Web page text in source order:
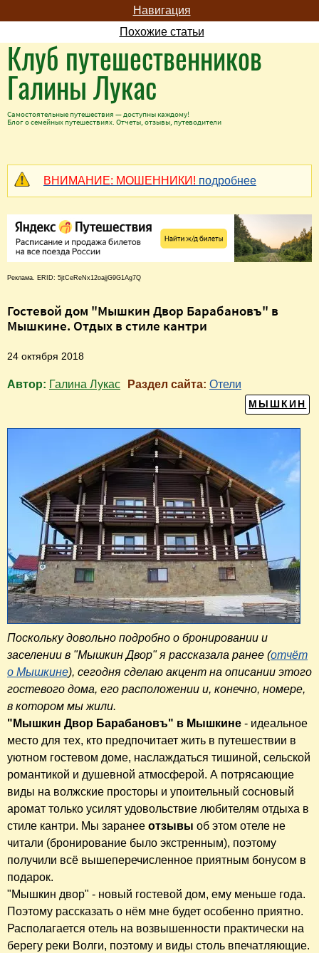
Навигация
Похожие статьи
Клуб путешественников
Галины Лукас
Самостоятельные путешествия — доступны каждому!
Блог о семейных путешествиях. Отчеты, отзывы, путеводители
ВНИМАНИЕ: МОШЕННИКИ! подробнее
Реклама. ERID: 5jtCeReNx12oajjG9G1Ag7Q
Гостевой дом "Мышкин Двор Барабановъ" в
Мышкине. Отдых в стиле кантри
24 октября 2018
Автор: Галина Лукас Раздел сайта: Отели
МЫШКИН
Поскольку довольно подробно о бронировании и
заселении в "Мышкин Двор" я рассказала ранее (отчёт
о Мышкине), сегодня сделаю акцент на описании этого
гостевого дома, его расположении и, конечно, номере,
в котором мы жили.
"Мышкин Двор Барабановъ" в Мышкине - идеальное
место для тех, кто предпочитает жить в путешествии в
уютном гостевом доме, наслаждаться тишиной, сельской
романтикой и душевной атмосферой. А потрясающие
виды на волжские просторы и упоительный сосновый
аромат только усилят удовольствие любителям отдыха в
стиле кантри. Мы заранее отзывы об этом отеле не
читали (бронирование было экстренным), поэтому
получили всё вышеперечисленное приятным бонусом в
подарок.
"Мышкин двор" - новый гостевой дом, ему меньше года.
Поэтому рассказать о нём мне будет особенно приятно.
Располагается отель на возвышенности практически на
берегу реки Волги, поэтому и виды столь впечатляющие.